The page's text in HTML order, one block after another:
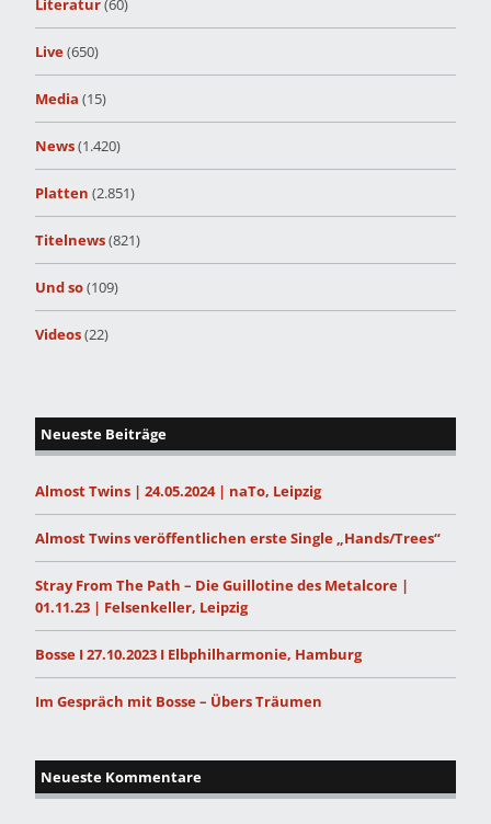
Literatur(60)
Live(650)
Media (15)
News(1.420)
Platten (2.851)
Titelnews(821)
Und so(109)
Videos(22)
Neueste Beiträge
Almost Twins | 24.05.2024 | naTo, Leipzig
Almost Twins veröffentlichen erste Single „Hands/Trees“
Stray From The Path – Die Guillotine des Metalcore |
01.11.23 | Felsenkeller, Leipzig
Bosse I 27.10.2023 I Elbphilharmonie, Hamburg
Im Gespräch mit Bosse – Übers Träumen
Neueste Kommentare